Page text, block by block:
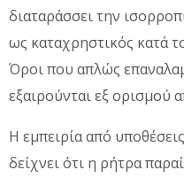
διαταράσσει την
ως καταχρηστικός κατά
Όροι που απλώς
εξαιρούνται εξ ορισμού
Η εμπειρία από
δείχνει ότι η ρήτρα